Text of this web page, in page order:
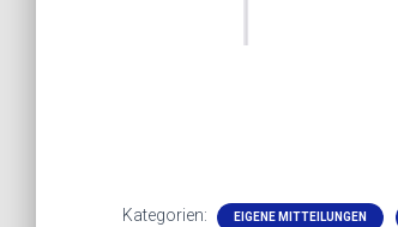
Kategorien: EIGENE MITTEILUNGEN